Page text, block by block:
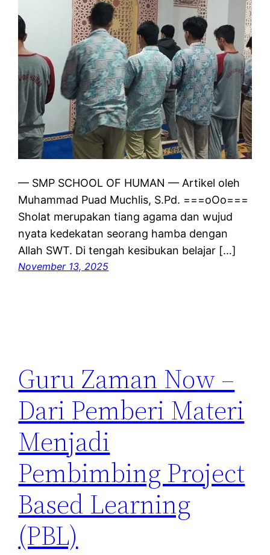
— SMP SCHOOL OF HUMAN — Artikel oleh
Muhammad Puad Muchlis, S.Pd. ===oOo===
Sholat merupakan tiang agama dan wujud
nyata kedekatan seorang hamba dengan
Allah SWT. Di tengah kesibukan belajar […]
November 13, 2025
Guru Zaman Now –
Dari Pemberi Materi
Menjadi
Pembimbing Project
Based Learning
(PBL)